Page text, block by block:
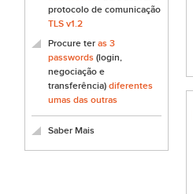
protocolo de comunicação
TLS v1.2
Procure ter as 3
passwords (login,
negociação e
transferência) diferentes
umas das outras
Saber Mais